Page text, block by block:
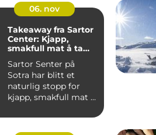
06. nov
Takeaway fra Sartor
Center: Kjapp,
smakfull mat å ta
Sartor Senter på
Sotra har blitt et
naturlig stopp for
kjapp, smakfull mat å